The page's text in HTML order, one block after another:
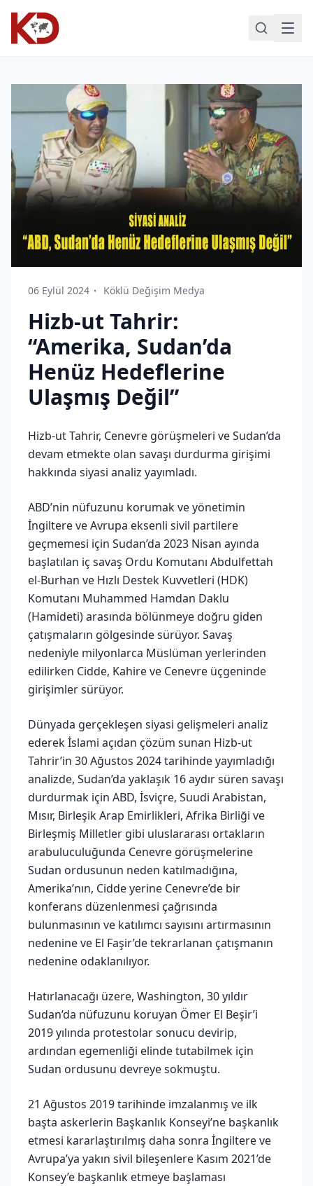
06 Eylül 2024 Köklü Değişim Medya
Hizb-ut Tahrir:
“Amerika, Sudan’da
Henüz Hedeflerine
Ulaşmış Değil”
Hizb-ut Tahrir, Cenevre görüşmeleri ve Sudan’da
devam etmekte olan savaşı durdurma girişimi
hakkında siyasi analiz yayımladı.
ABD’nin nüfuzunu korumak ve yönetimin
İngiltere ve Avrupa eksenli sivil partilere
geçmemesi için Sudan’da 2023 Nisan ayında
başlatılan iç savaş Ordu Komutanı Abdulfettah
el-Burhan ve Hızlı Destek Kuvvetleri (HDK)
Komutanı Muhammed Hamdan Daklu
(Hamideti) arasında bölünmeye doğru giden
çatışmaların gölgesinde sürüyor. Savaş
nedeniyle milyonlarca Müslüman yerlerinden
edilirken Cidde, Kahire ve Cenevre üçgeninde
girişimler sürüyor.
Dünyada gerçekleşen siyasi gelişmeleri analiz
ederek İslami açıdan çözüm sunan Hizb-ut
Tahrir’in 30 Ağustos 2024 tarihinde yayımladığı
analizde, Sudan’da yaklaşık 16 aydır süren savaşı
durdurmak için ABD, İsviçre, Suudi Arabistan,
Mısır, Birleşik Arap Emirlikleri, Afrika Birliği ve
Birleşmiş Milletler gibi uluslararası ortakların
arabuluculuğunda Cenevre görüşmelerine
Sudan ordusunun neden katılmadığına,
Amerika’nın, Cidde yerine Cenevre’de bir
konferans düzenlenmesi çağrısında
bulunmasının ve katılımcı sayısını artırmasının
nedenine ve El Faşir’de tekrarlanan çatışmanın
nedenine odaklanılıyor.
Hatırlanacağı üzere, Washington, 30 yıldır
Sudan’da nüfuzunu koruyan Ömer El Beşir’i
2019 yılında protestolar sonucu devirip,
ardından egemenliği elinde tutabilmek için
Sudan ordusunu devreye sokmuştu.
21 Ağustos 2019 tarihinde imzalanmış ve ilk
başta askerlerin Başkanlık Konseyi’ne başkanlık
etmesi kararlaştırılmış daha sonra İngiltere ve
Avrupa’ya yakın sivil bileşenlere Kasım 2021’de
Konsey’e başkanlık etmeye başlaması